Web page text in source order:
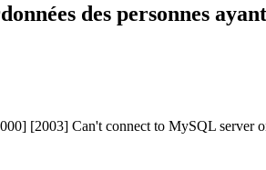
des personnes
[2003] Can't connect to MySQL server